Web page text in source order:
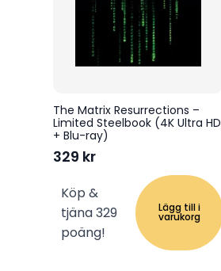
The Matrix Resurrections –
Limited Steelbook (4K Ultra HD
+ Blu-ray)
329 kr
Köp &
tjäna 329
poäng!
Lägg till i
varukorg